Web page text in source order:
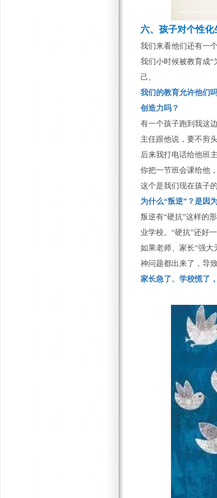
六、 孩子对个性
我们来看他们还有一
我们小时候被教育成“
己。
我们的教育允许他们
创造力吗？
有一个孩子跑到我这
主任跟他说，要不剪
后来我打电话给他班
你把一节班会课给他
这个是我们现在孩子
为什么“叛逆”？是因
叛逆有“硬抗”这样的
业学校。“硬抗”还好
如果老师、家长“强大
神问题都出来了，导
家长急了、学校慌了